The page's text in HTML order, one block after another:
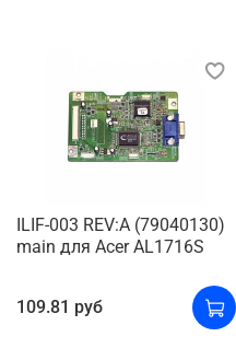
ILIF-003 REV:A (79040130)
main для Acer AL1716S
109.81 руб